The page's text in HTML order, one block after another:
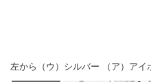
左から（ウ）シルバー （ア）アイ